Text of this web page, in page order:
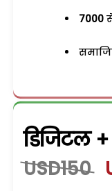
7000
डिजिटल
USD150